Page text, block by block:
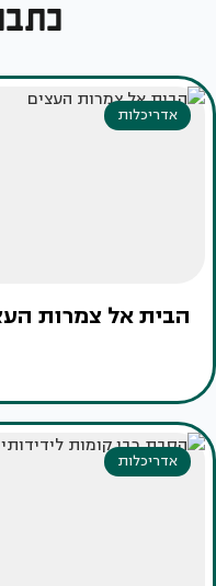
אדריכלות
הבית אל צמרות
אדריכלות